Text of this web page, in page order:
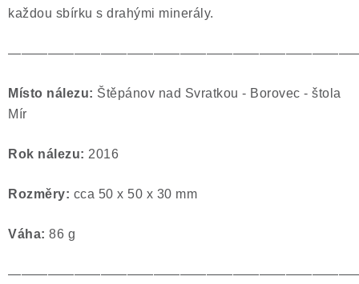
každou sbírku s drahými minerály.
Místo nálezu: Štěpánov nad Svratkou - Borovec - štola
Mír
Rok nálezu: 2016
Rozměry: cca 50 x 50 x 30 mm
Váha: 86 g